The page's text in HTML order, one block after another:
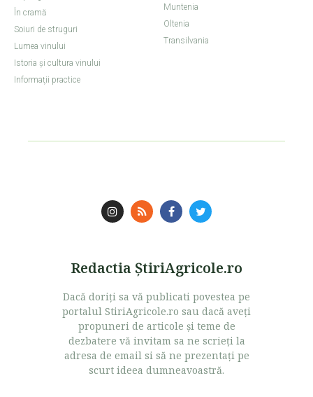
În cramă
Soiuri de struguri
Lumea vinului
Istoria şi cultura vinului
Informaţii practice
Muntenia
Oltenia
Transilvania
Redactia ŞtiriAgricole.ro
Dacă doriţi sa vă publicati povestea pe
portalul StiriAgricole.ro sau dacă aveţi
propuneri de articole şi teme de
dezbatere vă invitam sa ne scrieţi la
adresa de email si să ne prezentaţi pe
scurt ideea dumneavoastră.